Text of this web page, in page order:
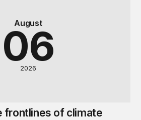
August
06
2026
frontlines of climate